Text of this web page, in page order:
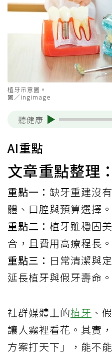
植牙示意圖。
圖／ingimage
聽健康
AI重點
文章重點整理：
重點一： 缺牙重建沒
體、口腔與預算選擇。
重點二： 植牙雖穩固
合，且費用高療程長。
重點三： 日常清潔與
延長植牙與假牙壽命。
社群媒體上的植牙 、
讓人霧裡看花。其實
方案打天下」，能不